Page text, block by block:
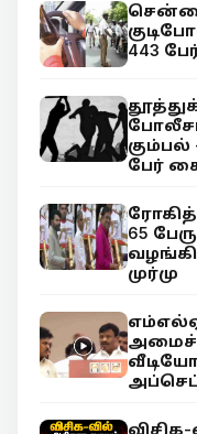
443
கும்பல்
பேர்
65
முர்மு